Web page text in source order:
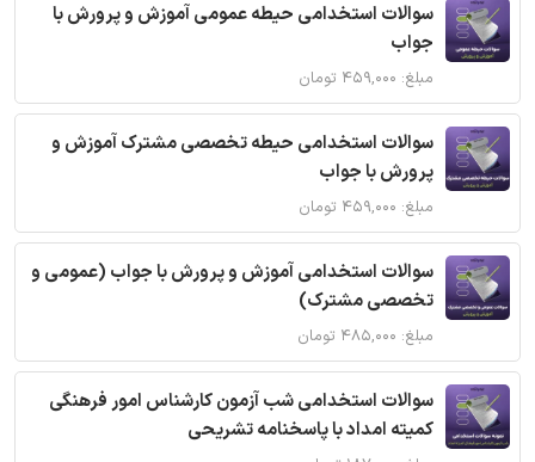
سوالات استخدامی حیطه عمومی آموزش و پرورش با
جواب
مبلغ: ۴۵۹,۰۰۰ تومان
سوالات استخدامی حیطه تخصصی مشترک آموزش و
پرورش با جواب
مبلغ: ۴۵۹,۰۰۰ تومان
سوالات استخدامی آموزش و پرورش با جواب (عمومی و
تخصصی مشترک)
مبلغ: ۴۸۵,۰۰۰ تومان
سوالات استخدامی شب آزمون کارشناس امور فرهنگی
کمیته امداد با پاسخنامه تشریحی